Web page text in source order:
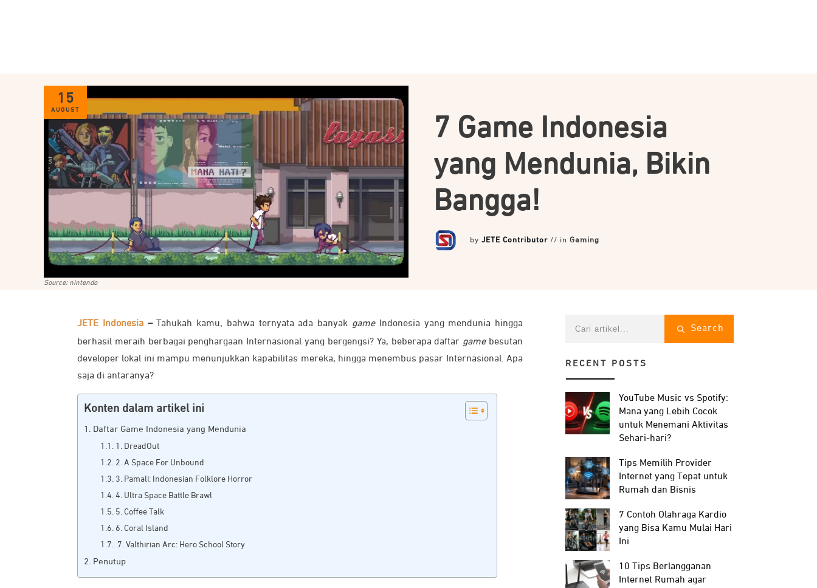
15
AUGUST
Source: nintendo
7 Game Indonesia
yang Mendunia, Bikin
Bangga!
byJETE Contributor // inGaming
JETE Indonesia– Tahukah kamu, bahwa ternyata ada banyak gameIndonesia yang mendunia hingga
berhasil meraih berbagai penghargaan Internasional yang bergengsi? Ya, beberapa daftar game besutan
developer lokal ini mampu menunjukkan kapabilitas mereka, hingga menembus pasar Internasional. Apa
saja di antaranya?
Konten dalam artikel ini
Daftar Game Indonesia yang Mendunia
1. DreadOut
2. A Space For Unbound
3. Pamali: Indonesian Folklore Horror
4. Ultra Space Battle Brawl
5. Coffee Talk
6. Coral Island
7. Valthirian Arc: Hero School Story
Penutup
Search
RECENT POSTS
YouTube Music vs Spotify:
Mana yang Lebih Cocok
untuk Menemani Aktivitas
Sehari-hari?
Tips Memilih Provider
Internet yang Tepat untuk
Rumah dan Bisnis
7 Contoh Olahraga Kardio
yang Bisa Kamu Mulai Hari
Ini
10 Tips Berlangganan
Internet Rumah agar